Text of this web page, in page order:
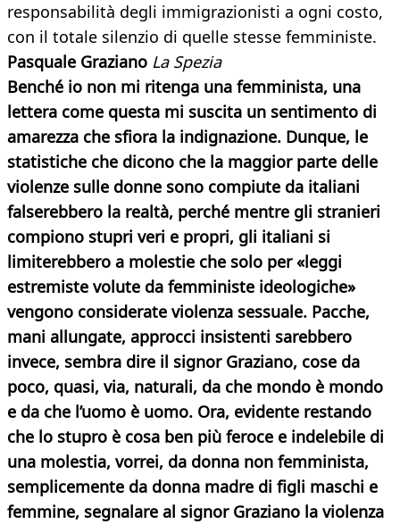
responsabilità degli immigrazionisti a ogni costo,
con il totale silenzio di quelle stesse femministe.
Pasquale Graziano La Spezia
Benché io non mi ritenga una femminista, una
lettera come questa mi suscita un sentimento di
amarezza che sfiora la indignazione. Dunque, le
statistiche che dicono che la maggior parte delle
violenze sulle donne sono compiute da italiani
falserebbero la realtà, perché mentre gli stranieri
compiono stupri veri e propri, gli italiani si
limiterebbero a molestie che solo per «leggi
estremiste volute da femministe ideologiche»
vengono considerate violenza sessuale. Pacche,
mani allungate, approcci insistenti sarebbero
invece, sembra dire il signor Graziano, cose da
poco, quasi, via, naturali, da che mondo è mondo
e da che l’uomo è uomo. Ora, evidente restando
che lo stupro è cosa ben più feroce e indelebile di
una molestia, vorrei, da donna non femminista,
semplicemente da donna madre di figli maschi e
femmine, segnalare al signor Graziano la violenza